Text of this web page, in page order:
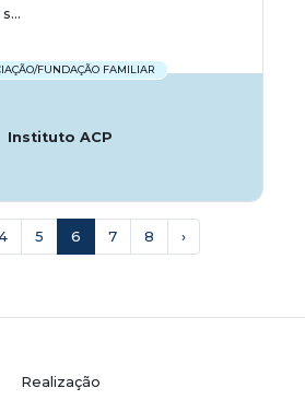
FUNDAÇÃO FAMILIAR
Instituto ACP
5 6 7 8 ›
Realização